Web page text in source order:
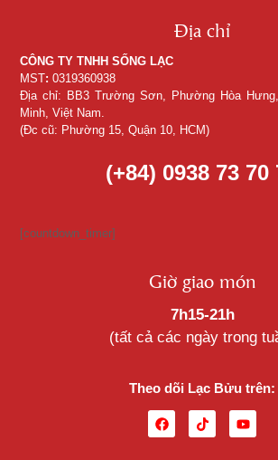
Địa chỉ
CÔNG TY TNHH SỐNG LẠC
MST: 0319360938
Địa chỉ: BB3 Trường Sơn, Phường Hòa
Minh, Việt Nam.
(Đc cũ: Phường 15, Quận 10, HCM)
(+84) 0938 73 70
[countdown_timer]
Giờ giao món
7h15-21h
(tất cả các ngày trong
Theo dõi Lạc Bửu trên: